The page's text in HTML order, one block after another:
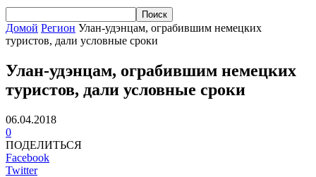
Домой Регион Улан-удэнцам, ограбившим немецких
туристов, дали условные сроки
Улан-удэнцам, ограбившим немецких
туристов, дали условные сроки
06.04.2018
0
ПОДЕЛИТЬСЯ
Facebook
Twitter